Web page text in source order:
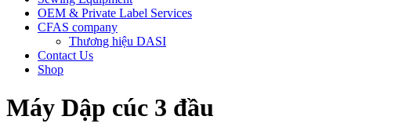
OEM & Private Label Services
CFAS company
Thương hiệu DASI
Contact Us
Shop
Máy Dập cúc 3 đầu